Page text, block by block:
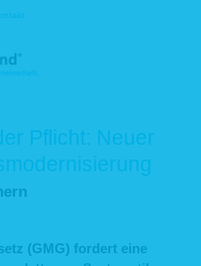
Pflicht: Neuer
(GMG) fordert eine